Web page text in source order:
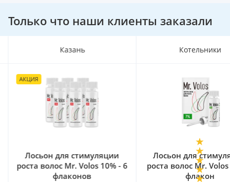
Только что наши клиенты заказали
Казань
АКЦИЯ
Лосьон для стимуляции
роста волос Mr. Volos 10% - 6
флаконов
Котельники
Лосьон для
роста волос Mr.
флакон